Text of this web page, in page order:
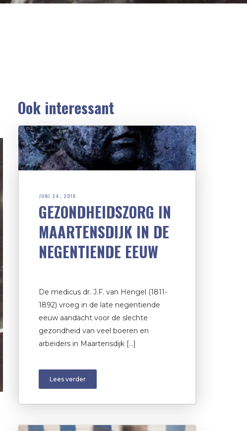
Ook interessant
JUNI 24, 2018
GEZONDHEIDSZORG IN
MAARTENSDIJK IN DE
NEGENTIENDE EEUW
De medicus dr. J.F. van Hengel (1811-
1892) vroeg in de late negentiende
eeuw aandacht voor de slechte
gezondheid van veel boeren en
arbeiders in Maartensdijk […]
Lees verder